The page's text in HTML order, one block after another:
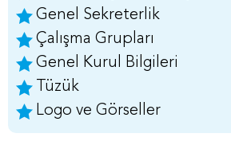
Genel Sekreterlik
Çalışma Grupları
Genel Kurul Bilgileri
Tüzük
Logo ve Görseller